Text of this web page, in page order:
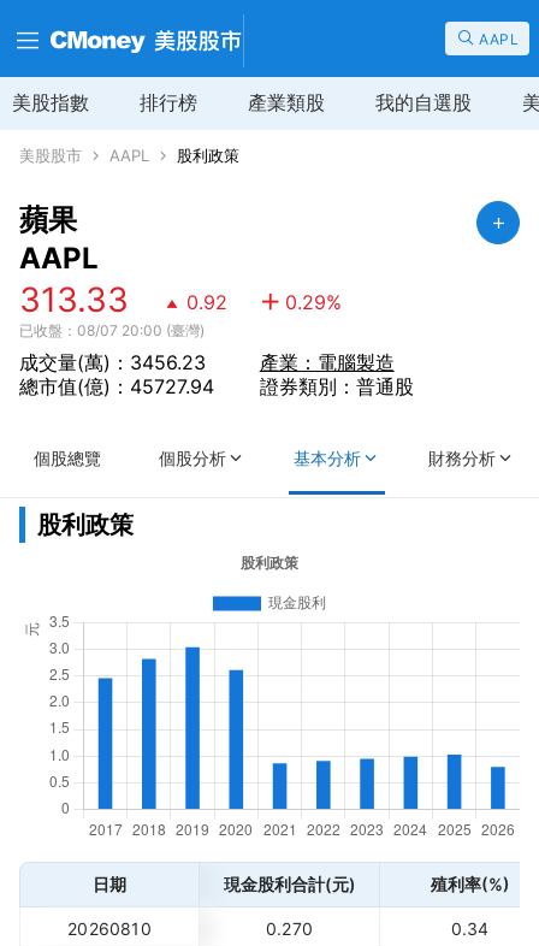
AAPL
美股指數 排行榜 產業類股 我的自選股
美股股市 AAPL 股利政策
蘋果
AAPL
313.33 0.92 0.29%
已收盤：08/07 20:00 (臺灣)
成交量(萬)：3456.23
總市值(億)：45727.94
產業：電腦製造
證券類別：普通股
個股總覽 個股分析 基本分析 財務分析
股利政策
日期 現金股利合計(元) 殖利率(%)
20260810 0.270 0.34